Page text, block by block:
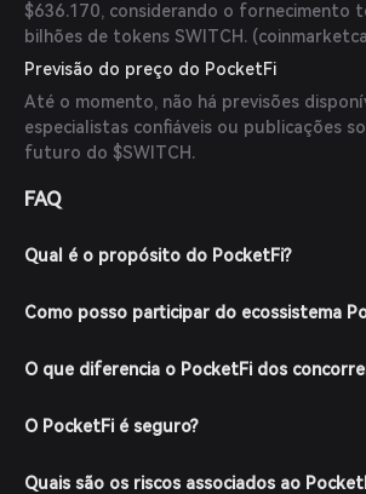
$636.170, considerando o fornecimento
bilhões de tokens SWITCH. (
Previsão do preço do PocketFi
Até o momento, não há previsões
especialistas confiáveis ou publicações
futuro do $SWITCH.
FAQ
Qual é o propósito do PocketFi?
Como posso participar do ecossistema
O que diferencia o PocketFi dos
O PocketFi é seguro?
Quais são os riscos associados ao